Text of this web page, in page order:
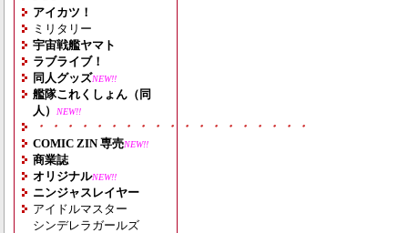
アイカツ！
ミリタリー
宇宙戦艦ヤマト
ラブライブ！
同人グッズNEW!!
艦隊これくしょん（同
人）
NEW!!
・・・・・・・・・・・・・・・・・・・
COMIC ZIN 専売NEW!!
商業誌
オリジナルNEW!!
ニンジャスレイヤー
アイドルマスター
シンデレラガールズ